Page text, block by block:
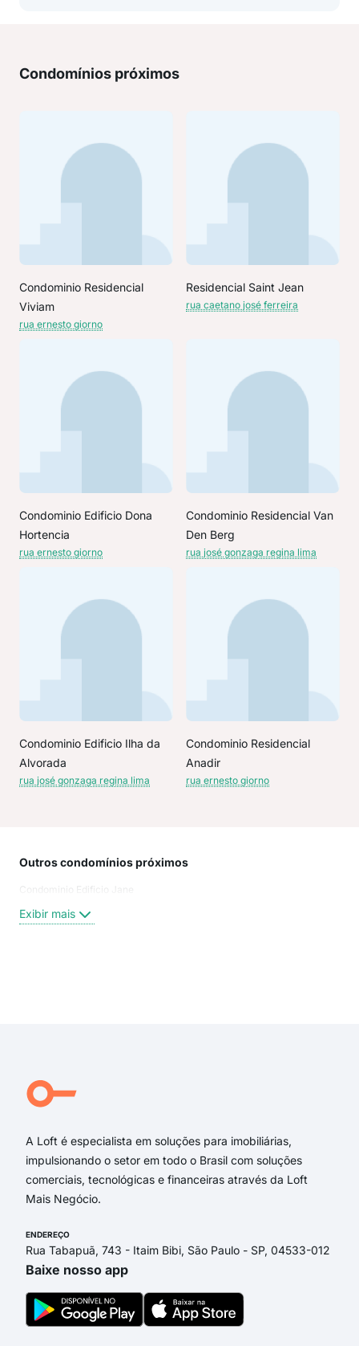
Condomínios próximos
Condominio Residencial
Viviam
rua ernesto giorno
Residencial Saint Jean
rua caetano josé ferreira
Condominio Edificio Dona
Hortencia
rua ernesto giorno
Condominio Residencial Van
Den Berg
rua josé gonzaga regina lima
Condominio Edificio Ilha da
Alvorada
rua josé gonzaga regina lima
Condominio Residencial
Anadir
rua ernesto giorno
Outros condomínios próximos
Condominio Edificio Jane
Exibir mais
A Loft é especialista em soluções para imobiliárias,
impulsionando o setor em todo o Brasil com soluções
comerciais, tecnológicas e financeiras através da Loft
Mais Negócio.
ENDEREÇO
Rua Tabapuã, 743 - Itaim Bibi, São Paulo - SP, 04533-012
Baixe nosso app